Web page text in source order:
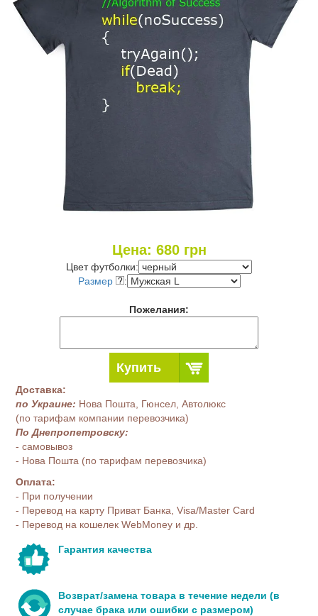
Цена: 680грн
Цвет футболки:
Размер
:
Пожелания:
Купить
Доставка:
по Украине: Нова Пошта, Гюнсел, Автолюкс
(по тарифам компании перевозчика)
По Днепропетровску:
- самовывоз
- Нова Пошта (по тарифам перевозчика)
Оплата:
- При получении
- Перевод на карту Приват Банка, Visa/Master Card
- Перевод на кошелек WebMoney и др.
Гарантия качества
Возврат/замена товара в течение недели (в
случае брака или ошибки с размером)